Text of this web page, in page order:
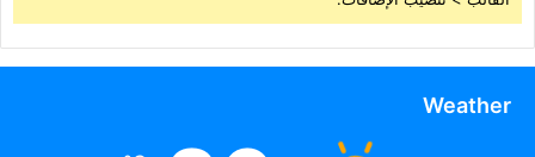
Weather